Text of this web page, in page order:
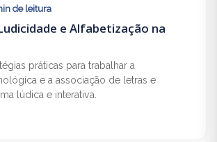
de leitura
e Alfabetização na
práticas para trabalhar a
e a associação de letras e
lúdica e interativa.